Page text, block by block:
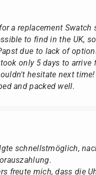
a replacement Swatch
to find in the UK,
due to lack of
only 5 days to arrive
hesitate next
and packed well.
schnellstmöglich,
freute mich, dass die